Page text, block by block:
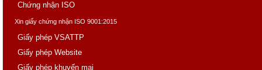
Chứng nhận ISO
Xin giấy chứng nhận ISO 9001:2015
Giấy phép VSATTP
Giấy phép Website
Giấy phép khuyến mại